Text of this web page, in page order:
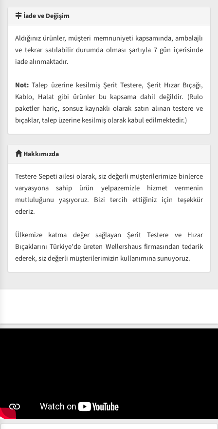
İade ve Değişim
Aldığınız ürünler, müşteri memnuniyeti kapsamında, ambalajlı
ve tekrar satılabilir durumda olması şartıyla 7 gün içerisinde
iade alınmaktadır.
Not: Talep üzerine kesilmiş Şerit Testere, Şerit Hızar Bıçağı,
Kablo, Halat gibi ürünler bu kapsama dahil değildir. (Rulo
paketler hariç, sonsuz kaynaklı olarak satın alınan testere ve
bıçaklar, talep üzerine kesilmiş olarak kabul edilmektedir.)
Hakkımızda
Testere Sepeti ailesi olarak, siz değerli müşterilerimize binlerce
varyasyona sahip ürün yelpazemizle hizmet vermenin
mutluluğunu yaşıyoruz. Bizi tercih ettiğiniz için teşekkür
ederiz.
Ülkemize katma değer sağlayan Şerit Testere ve Hızar
Bıçaklarını Türkiye'de üreten Wellershaus firmasından tedarik
ederek, siz değerli müşterilerimizin kullanımına sunuyoruz.